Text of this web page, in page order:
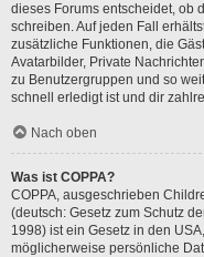
dieses Forums entscheidet, ob
schreiben. Auf jeden Fall
zusätzliche Funktionen, die
Avatarbilder, Private
zu Benutzergruppen und so
schnell erledigt ist und dir
Nach oben
Was ist COPPA?
COPPA, ausgeschrieben
(deutsch: Gesetz zum Schutz
1998) ist ein Gesetz in den
möglicherweise persönliche